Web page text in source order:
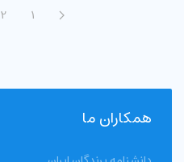
1
2
همکاران ما